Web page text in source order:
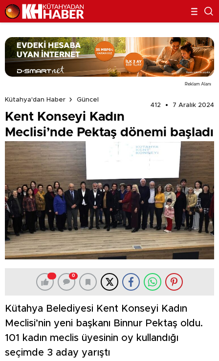
Reklam Alanı
Kütahya'dan Haber
Güncel
412
7 Aralık 2024
Kent Konseyi Kadın
Meclisi’nde Pektaş dönemi başladı
0
Kütahya Belediyesi Kent Konseyi Kadın
Meclisi’nin yeni başkanı Binnur Pektaş oldu.
101 kadın meclis üyesinin oy kullandığı
seçimde 3 aday yarıştı